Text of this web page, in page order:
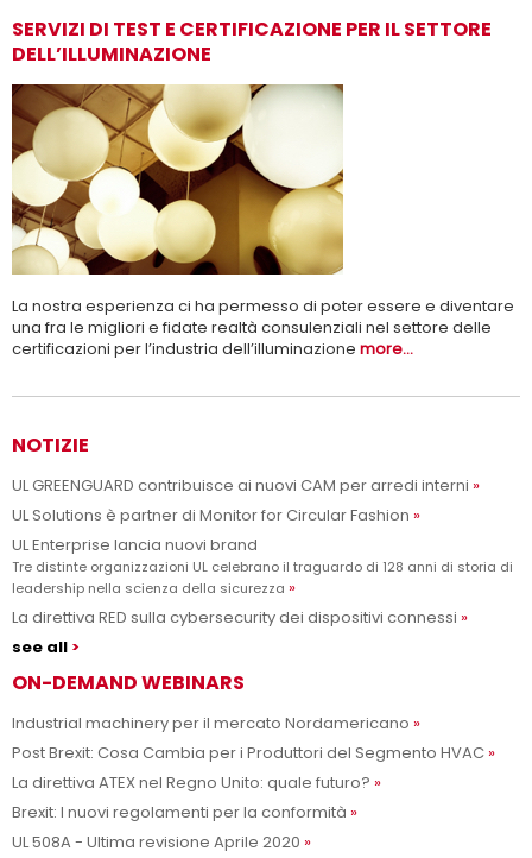
Adesso siamo UL Solutions
Promuovere le scienze della sicurezza e permettere ai nostri
clienti di innovare con sicurezza.
Per saperne di più
SERVIZI DI TEST E CERTIFICAZIONE PER IL SETTORE
DELL’ILLUMINAZIONE
La nostra esperienza ci ha permesso di poter essere e diventare
una fra le migliori e fidate realtà consulenziali nel settore delle
certificazioni per l’industria dell’illuminazione more...
NOTIZIE
UL GREENGUARD contribuisce ai nuovi CAM per arredi interni
UL Solutions è partner di Monitor for Circular Fashion
UL Enterprise lancia nuovi brand
Tre distinte organizzazioni UL celebrano il traguardo di 128 anni di storia di
leadership nella scienza della sicurezza
La direttiva RED sulla cybersecurity dei dispositivi connessi
see all
ON-DEMAND WEBINARS
Industrial machinery per il mercato Nordamericano
Post Brexit: Cosa Cambia per i Produttori del Segmento HVAC
La direttiva ATEX nel Regno Unito: quale futuro?
Brexit: I nuovi regolamenti per la conformità
UL 508A - Ultima revisione Aprile 2020